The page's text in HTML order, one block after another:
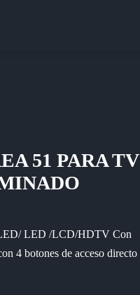
51 PARA TV
LED /LCD/HDTV Con
4 botones de acceso directo